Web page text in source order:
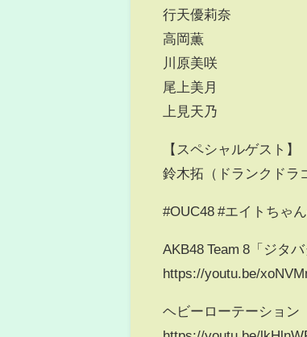
行天優莉奈
高岡薫
川原美咲
尾上美月
上見天乃
【スペシャルゲスト】
鈴木拓（ドランクドラ
#OUC48 #エイトちゃ
AKB48 Team 8「ジタ
https://youtu.be/
ヘビーローテーション